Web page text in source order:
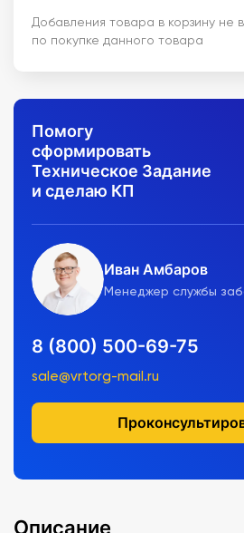
Добавления товара в корзину не
по покупке данного товара
Помогу
сформировать
Техническое Задание
и сделаю КП
Иван Амбаров
Менеджер службы
8 (800) 500-69-75
sale@vrtorg-mail.ru
Описание